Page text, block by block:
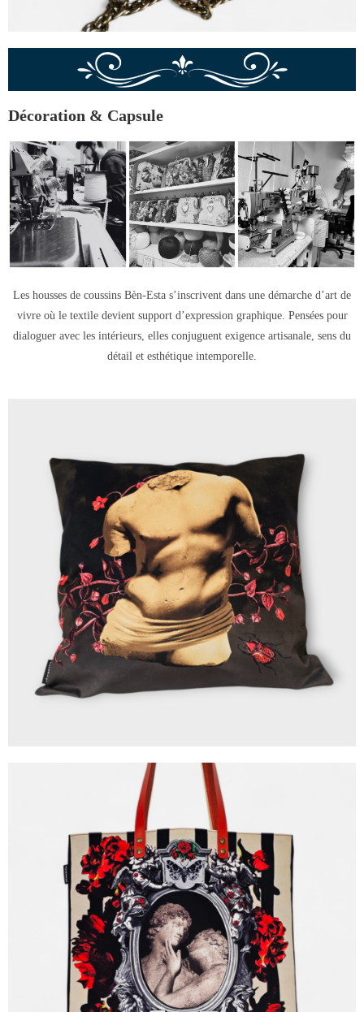
Décoration & Capsule
Les housses de coussins Bèn-Esta s’inscrivent dans une démarche d’art de
vivre où le textile devient support d’expression graphique. Pensées pour
dialoguer avec les intérieurs, elles conjuguent exigence artisanale, sens du
détail et esthétique intemporelle.